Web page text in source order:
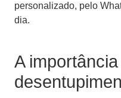
personalizado, pelo
dia.
A